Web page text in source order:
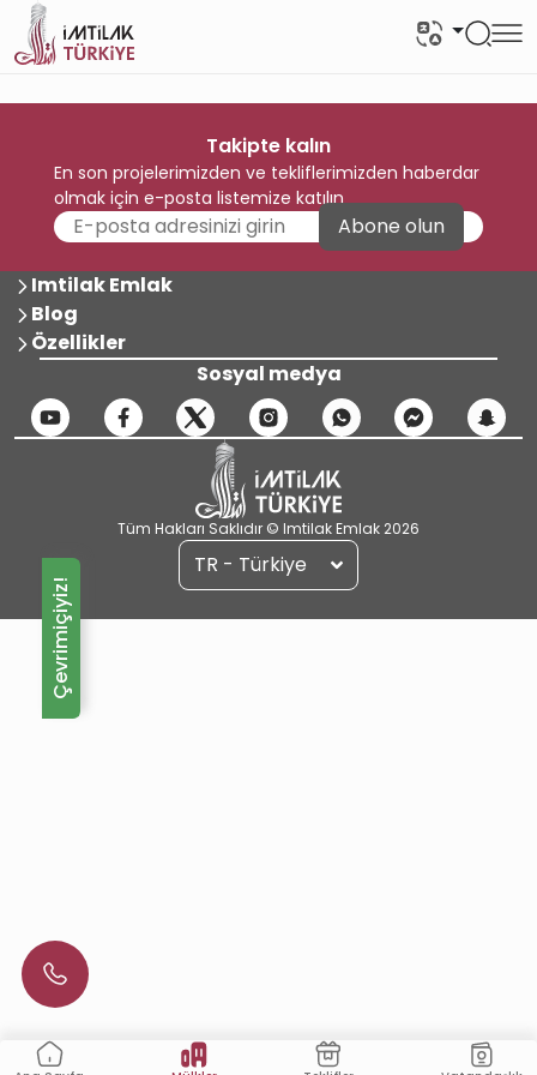
Takipte kalın
En son projelerimizden ve tekliflerimizden haberdar
olmak için e-posta listemize katılın
Abone olun
Imtilak Emlak
Blog
Özellikler
Sosyal medya
Tüm Hakları Saklıdır © Imtilak Emlak 2026
TR - Türkiye
Çevrimiçiyiz!